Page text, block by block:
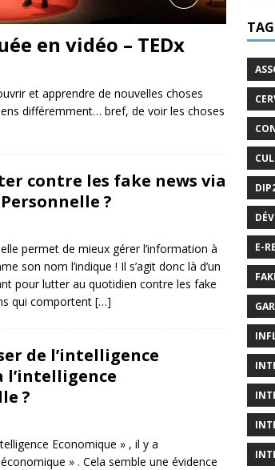
en vidéo – TEDx
et apprendre de nouvelles choses
différemment… bref, de voir les choses
contre les fake news via
?
permet de mieux gérer l’information à
son nom l’indique ! Il s’agit donc là d’un
pour lutter au quotidien contre les fake
qui comportent […]
de l’intelligence
l’intelligence
?
Economique » , il y a
» . Cela semble une évidence
E-